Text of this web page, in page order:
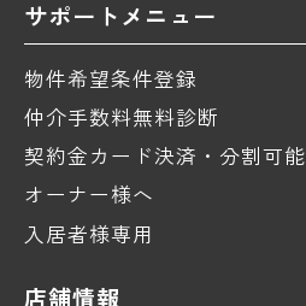
サポートメニュー
物件希望条件登録
仲介手数料無料診断
契約金カード決済・分割可能
オーナー様へ
入居者様専用
店舗情報